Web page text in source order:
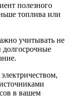
полезного
топлива или
учитывать не
долгосрочные
в вашем